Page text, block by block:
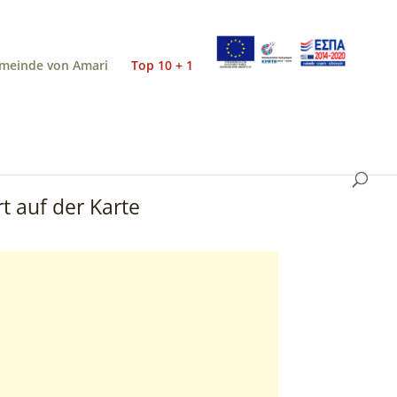
von Amari Top 10 + 1
auf der Karte